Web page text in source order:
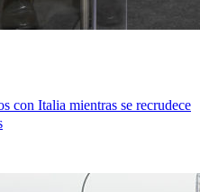
con Italia mientras se recrudece